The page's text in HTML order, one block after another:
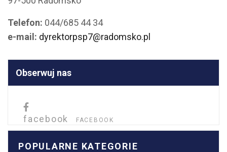
Telefon: 044/685 44 34
e-mail: dyrektorpsp7@radomsko.pl
Obserwuj nas
facebook FACEBOOK
POPULARNE KATEGORIE